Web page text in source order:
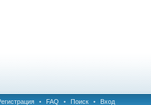
• FAQ • Поиск • Вход